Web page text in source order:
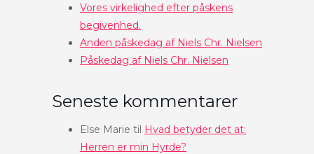
Vores virkelighed efter påskens
begivenhed.
Anden påskedag af Niels Chr. Nielsen
Påskedag af Niels Chr. Nielsen
Seneste kommentarer
Else Marie til Hvad betyder det at:
Herren er min Hyrde?